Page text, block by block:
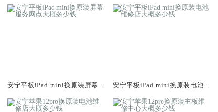
安宁平板iPad mini换原装屏幕服
安宁平板iPad mini换原装电池维